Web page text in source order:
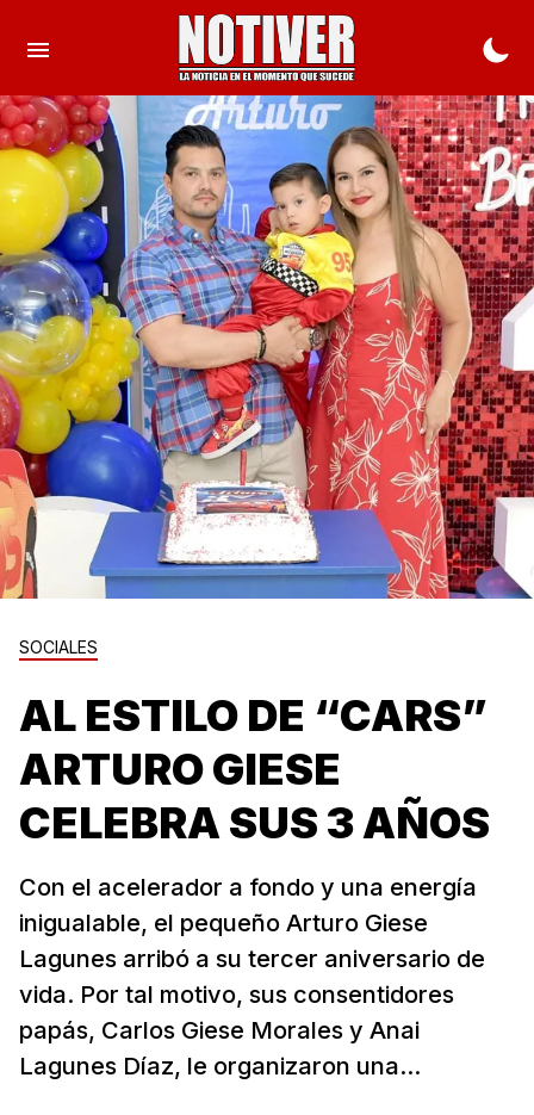
SOCIALES
AL ESTILO DE “CARS”
ARTURO GIESE
CELEBRA SUS 3 AÑOS
Con el acelerador a fondo y una energía
inigualable, el pequeño Arturo Giese
Lagunes arribó a su tercer aniversario de
vida. Por tal motivo, sus consentidores
papás, Carlos Giese Morales y Anai
Lagunes Díaz, le organizaron una...